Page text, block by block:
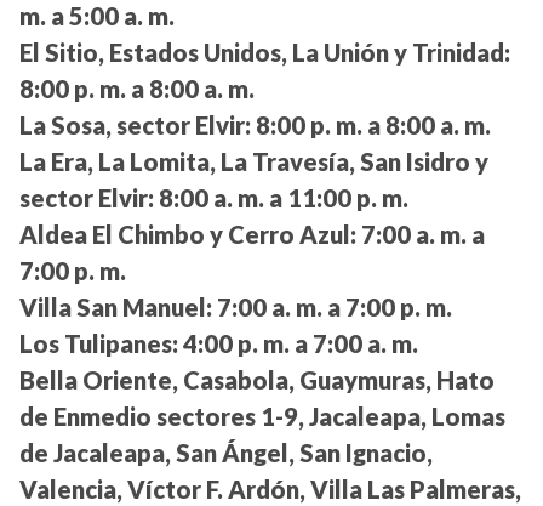
m. a 5:00 a. m.
El Sitio, Estados Unidos, La Unión y Trinidad:
8:00 p. m. a 8:00 a. m.
La Sosa, sector Elvir: 8:00 p. m. a 8:00 a. m.
La Era, La Lomita, La Travesía, San Isidro y
sector Elvir: 8:00 a. m. a 11:00 p. m.
Aldea El Chimbo y Cerro Azul: 7:00 a. m. a
7:00 p. m.
Villa San Manuel: 7:00 a. m. a 7:00 p. m.
Los Tulipanes: 4:00 p. m. a 7:00 a. m.
Bella Oriente, Casabola, Guaymuras, Hato
de Enmedio sectores 1-9, Jacaleapa, Lomas
de Jacaleapa, San Ángel, San Ignacio,
Valencia, Víctor F. Ardón, Villa Las Palmeras,